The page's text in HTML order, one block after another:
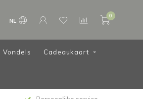
NL
0
Vondels Cadeaukaart